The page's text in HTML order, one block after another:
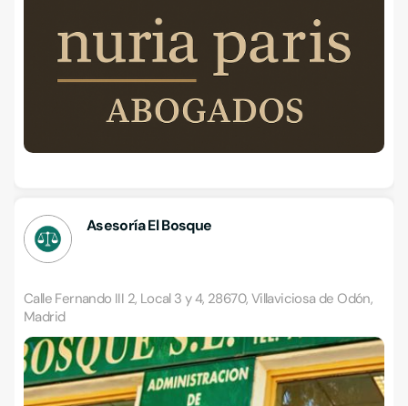
Asesoría El Bosque
Calle Fernando III 2, Local 3 y 4, 28670, Villaviciosa de Odón,
Madrid